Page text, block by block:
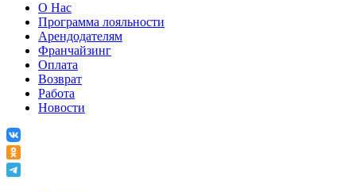
О Нас
Программа лояльности
Арендодателям
Франчайзинг
Оплата
Возврат
Работа
Новости